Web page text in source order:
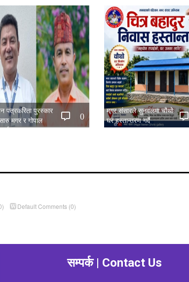
0
पत्रकरिता पुरस्कार
मगर र गोपाल
मगर संसारले सुनवलमा चौथो
घर हस्तान्तरण गर्दै
Default Comments (0)
सम्पर्क | Contact Us